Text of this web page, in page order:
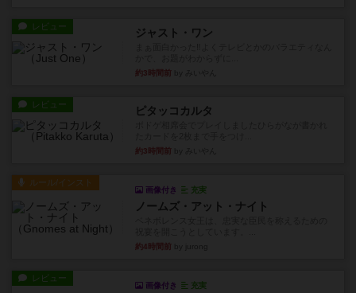
レビュー ジャスト・ワン
約3時間前
レビュー ピタッコカルタ
約3時間前
ルール/インスト
画像付き 充実
ノームズ・アット・ナイト
約4時間前
レビュー
画像付き 充実